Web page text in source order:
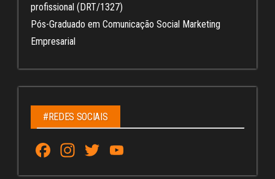
profissional (DRT/1327)
Pós-Graduado em Comunicação Social Marketing
Empresarial
#REDES SOCIAIS
Fa
ce
In
st
T
wi u